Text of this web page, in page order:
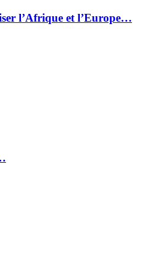
l’Afrique et l’Europe…